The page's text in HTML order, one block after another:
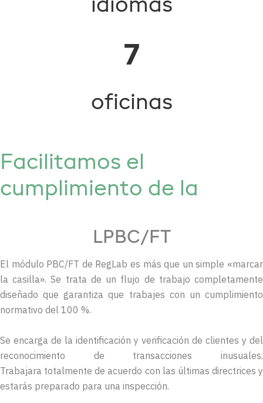
idiomas
7
oficinas
Facilitamos el
cumplimiento de la
LPBC/FT
El módulo PBC/FT de RegLab es más que un simple «marcar
la casilla». Se trata de un flujo de trabajo completamente
diseñado que garantiza que trabajes con un cumplimiento
normativo del 100 %.
Se encarga de la identificación y verificación de clientes y del
reconocimiento de transacciones inusuales.
Trabajara totalmente de acuerdo con las últimas directrices y
estarás preparado para una inspección.